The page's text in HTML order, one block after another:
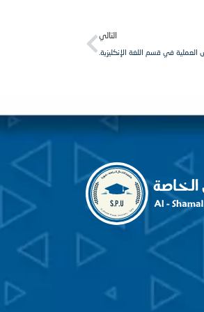
التالي
العملية في قسم اللغة الإنكليزية.
Next